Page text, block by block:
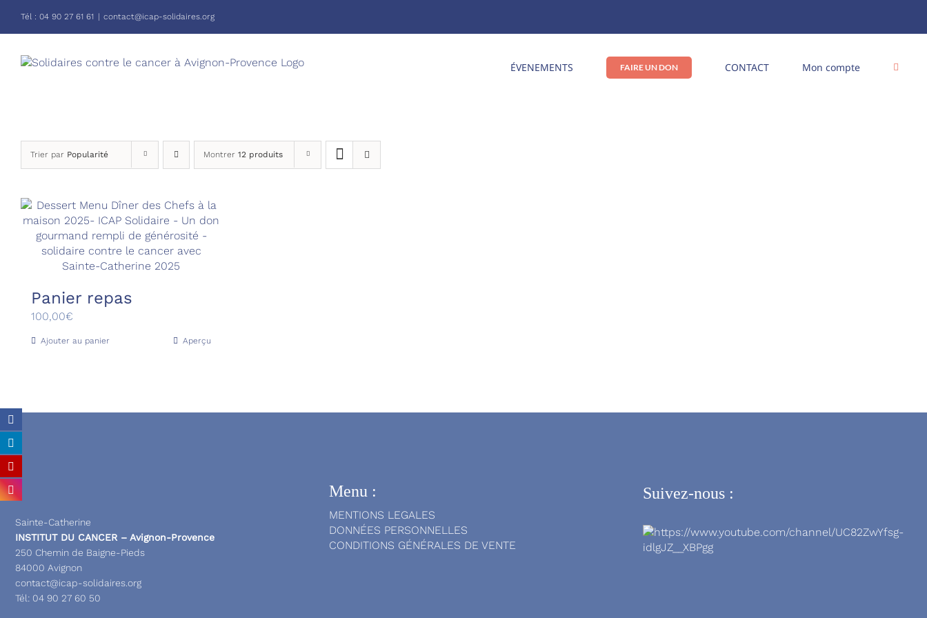
contenu
Tél : 04 90 27 61 61 | contact@icap-solidaires.org
ÉVENEMENTS FAIRE UN DON CONTACT Mon compte
Trier par Popularité Montrer 12 produits
Panier repas
100,00€
Ajouter au panier Aperçu
Sainte-Catherine
INSTITUT DU CANCER – Avignon-Provence
250 Chemin de Baigne-Pieds
84000 Avignon
contact@icap-solidaires.org
Tél: 04 90 27 60 50
Menu :
MENTIONS LEGALES
DONNÉES PERSONNELLES
CONDITIONS GÉNÉRALES DE VENTE
Suivez-nous :